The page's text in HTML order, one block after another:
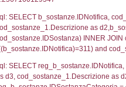
AND
sql: